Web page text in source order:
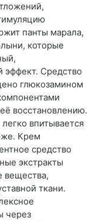
панты марала,
которые
эффект. Средство
глюкозамином
восстановлению.
впитывается
Крем
средство
экстракты
вещества,
ткани.
через